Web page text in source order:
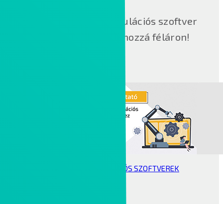
Áttörést jelentő szimulációs szoftver
Tesztelje és jusson hozzá féláron!
3D GYÁRTÁS SZIMULÁCIÓS SZOFTVEREK